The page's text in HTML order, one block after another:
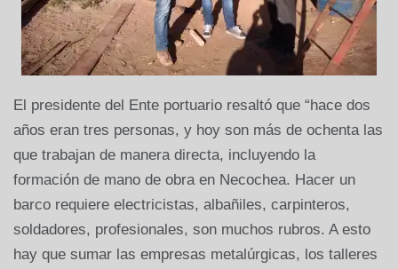
El presidente del Ente portuario resaltó que “hace dos
años eran tres personas, y hoy son más de ochenta las
que trabajan de manera directa, incluyendo la
formación de mano de obra en Necochea. Hacer un
barco requiere electricistas, albañiles, carpinteros,
soldadores, profesionales, son muchos rubros. A esto
hay que sumar las empresas metalúrgicas, los talleres